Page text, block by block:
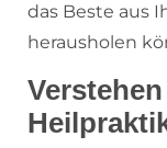
das Beste aus
herausholen